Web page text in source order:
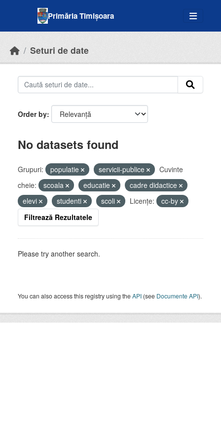
Primăria Timișoara
Seturi de date
Order by
No datasets found
Grupuri: populatie servicii-publice
Cuvinte
cheie:
scoala educatie
cadre didactice
elevi
studenti scoli Licenţe:
cc-by
Filtrează Rezultatele
Please try another search.
You can also access this registry using theAPI (see Documente API).